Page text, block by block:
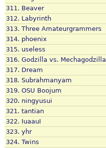
311. Beaver
312. Labyrinth
313. Three Amateurgrammers
314. phoenix
315. useless
316. Godzilla vs. Mechagodzilla
317. Dream
318. Subrahmanyam
319. OSU Boojum
320. ningyusui
321. tantian
322. IuaauI
323. yhr
324. Twins